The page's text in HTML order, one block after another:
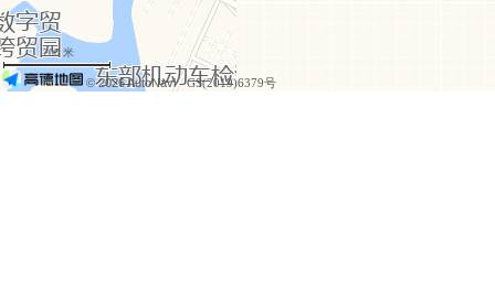
200 米
© 2026 AutoNavi- GS(2019)6379号